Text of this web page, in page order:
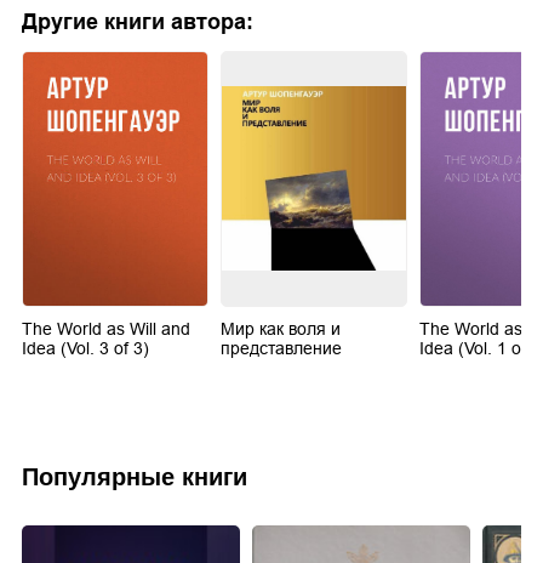
Другие книги автора:
The World as Will and
Idea (Vol. 3 of 3)
Мир как воля и
представление
The World as
Idea (Vol. 1 of
Популярные книги